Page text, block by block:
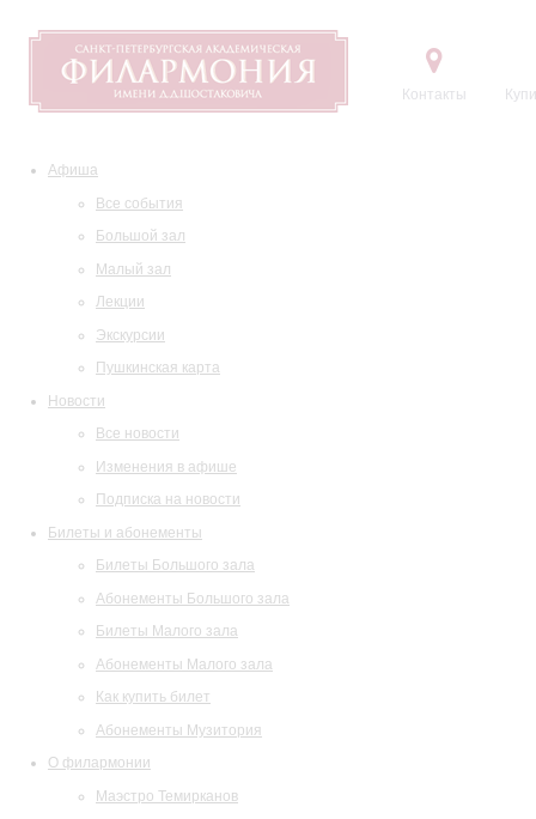
Контакты
Афиша
Все события
Большой зал
Малый зал
Лекции
Экскурсии
Пушкинская карта
Новости
Все новости
Изменения в афише
Подписка на новости
Билеты и абонементы
Билеты Большого зала
Абонементы Большого зала
Билеты Малого зала
Абонементы Малого зала
Как купить билет
Абонементы Музитория
О филармонии
Маэстро Темирканов